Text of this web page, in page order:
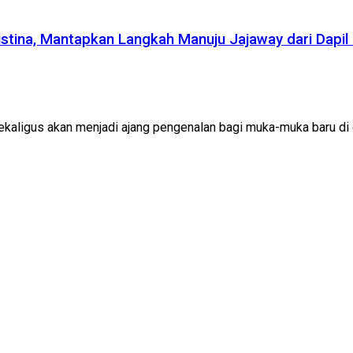
Mantapkan Langkah Manuju Jajaway dari Dapil
akan menjadi ajang pengenalan bagi muka-muka baru